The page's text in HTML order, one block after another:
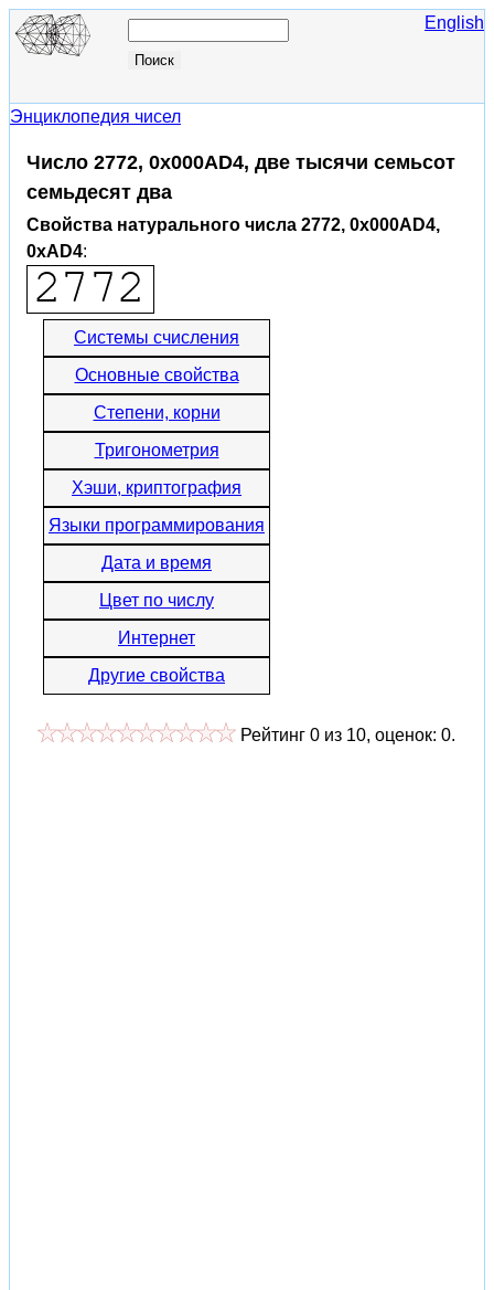
English
Энциклопедия чисел
Число 2772, 0x000AD4, две тысячи семьсот
семьдесят два
Свойства натурального числа 2772, 0x000AD4,
0xAD4:
Системы счисления
Основные свойства
Степени, корни
Тригонометрия
Хэши, криптография
Языки программирования
Дата и время
Цвет по числу
Интернет
Другие свойства
Рейтинг 0 из 10, оценок: 0.